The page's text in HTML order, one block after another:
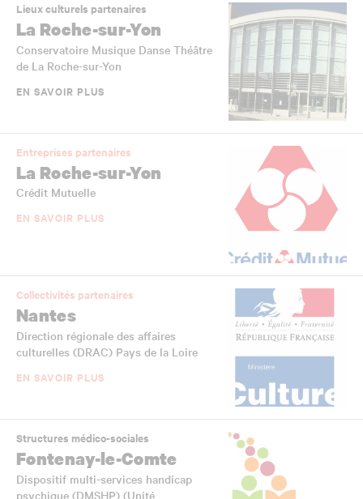
Lieux culturels partenaires
La Roche-sur-Yon
Conservatoire Musique Danse Théâtre
de La Roche-sur-Yon
EN SAVOIR PLUS
Entreprises partenaires
La Roche-sur-Yon
Crédit Mutuelle
EN SAVOIR PLUS
Collectivités partenaires
Nantes
Direction régionale des affaires
culturelles (DRAC) Pays de la Loire
EN SAVOIR PLUS
Structures médico-sociales
Fontenay-le-Comte
Dispositif multi-services handicap
psychique (DMSHP) (Unité